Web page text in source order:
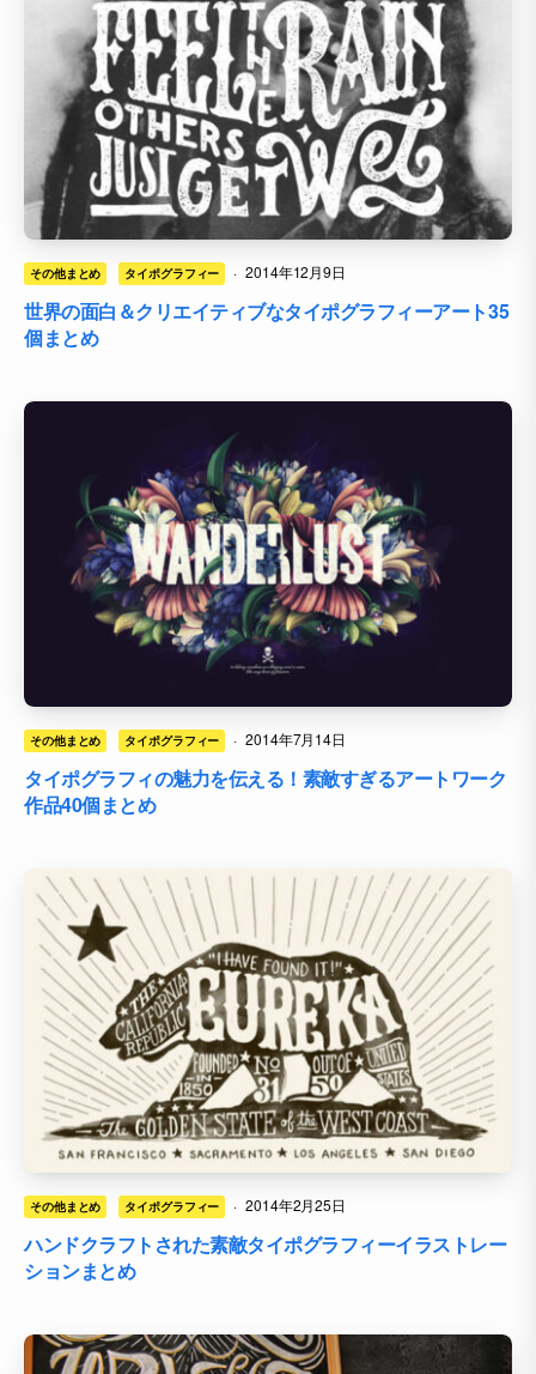
その他まとめ タイポグラフィー · 2014年12月9日
世界の面白＆クリエイティブなタイポグラフィーアート35
個まとめ
その他まとめ タイポグラフィー · 2014年7月14日
タイポグラフィの魅力を伝える！素敵すぎるアートワーク
作品40個まとめ
その他まとめ タイポグラフィー · 2014年2月25日
ハンドクラフトされた素敵タイポグラフィーイラストレー
ションまとめ